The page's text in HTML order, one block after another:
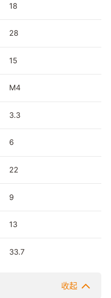
18
28
15
M4
3.3
6
22
9
13
33.7
收起